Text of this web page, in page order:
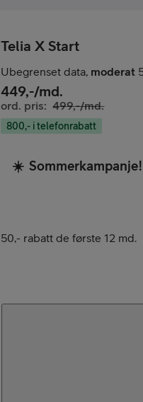
Telia X Start
Ubegrenset data, moderat
449,-/md.
ord. pris: 499,-/md.
800,- i telefonrabatt
☀️ Sommerkampanje!
50,- rabatt de første 12 md.